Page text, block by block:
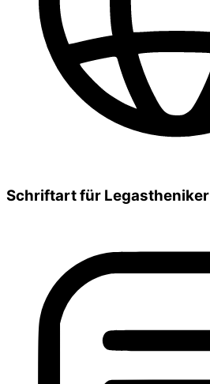
Schriftart für Legastheniker